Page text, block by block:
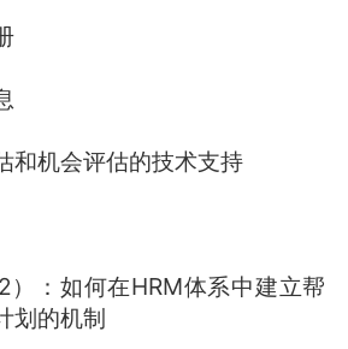
机会评估的技术支持
：如何在HRM体系中建立帮
划的机制